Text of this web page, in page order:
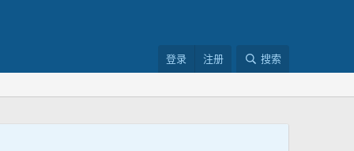
登录 注册 搜索